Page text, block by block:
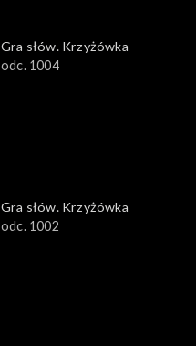
Gra słów. Krzyżówka
odc. 1004
Gra słów. Krzyżówka
odc. 1002